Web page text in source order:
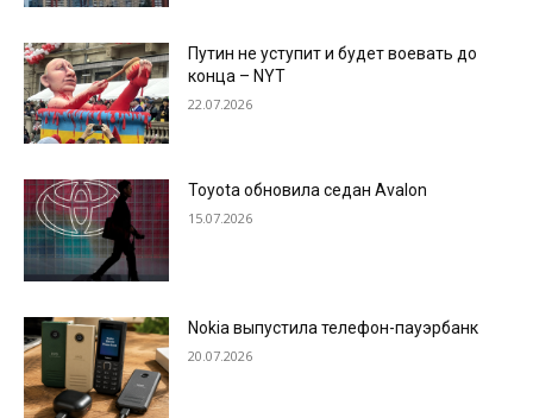
Путин не уступит и будет воевать до
конца – NYT
22.07.2026
Toyota обновила седан Avalon
15.07.2026
Nokia выпустила телефон-пауэрбанк
20.07.2026